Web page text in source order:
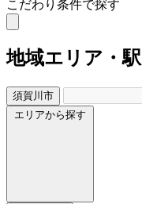
こだわり条件で探す
地域エリア・駅
須賀川市
エリアから探す